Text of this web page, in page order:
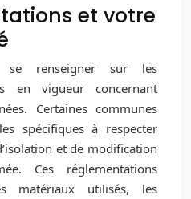
et votre
renseigner sur les
en vigueur concernant
Certaines communes
spécifiques à respecter
et de modification
Ces réglementations
matériaux utilisés, les